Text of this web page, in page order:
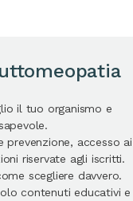
il tuo organismo e
accesso ai
riservate agli iscritti.
scegliere davvero.
contenuti educativi e